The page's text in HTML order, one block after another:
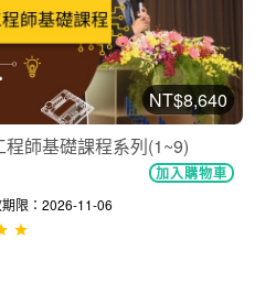
NT$8,640
程師基礎課程系列(1~9)
加入購物車
限：2026-11-06